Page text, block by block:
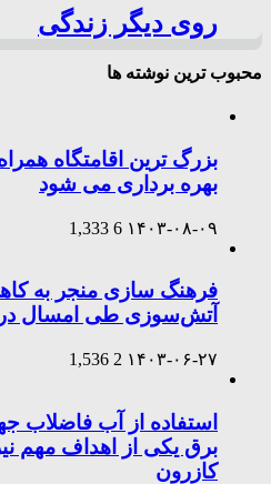
روی دیگر زندگی
محبوب ترین نوشته ها
بزرگ ترین اقامتگاه
بهره برداری می شود
۱۴۰۳-۰۸-۰۹ 6
1,333
آتش‌سوزی طی امسال
۱۴۰۳-۰۶-۲۷ 2
1,536
استفاده از آب فاضلاب
برق یکی از اهداف مهم
کازرون